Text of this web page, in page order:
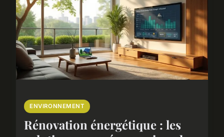
ENVIRONNEMENT
Rénovation énergétique : les